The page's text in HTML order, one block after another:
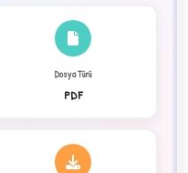
Dosya Türü
PDF